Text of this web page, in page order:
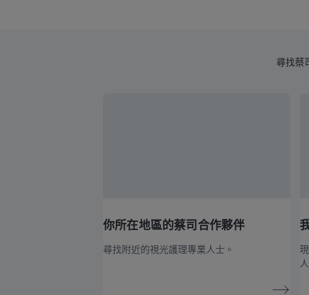
尋找蔡
你所在地區的蔡司合作夥伴
尋找附近的視光護理專業人士。